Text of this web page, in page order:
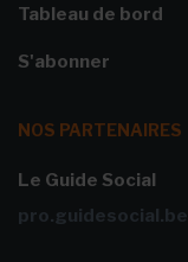
Tableau de bord
S'abonner
NOS PARTENAIRES
Le Guide Social
pro.guidesocial.be